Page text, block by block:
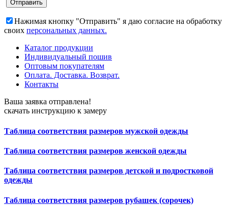
Нажимая кнопку "Отправить" я даю согласие на обработку
своих персональных данных.
Каталог продукции
Индивидуальный пошив
Оптовым покупателям
Оплата. Доставка. Возврат.
Контакты
Ваша заявка отправлена!
скачать инструкцию к замеру
Таблица соответствия размеров мужской одежды
Таблица соответствия размеров женской одежды
Таблица соответствия размеров детской и подростковой
одежды
Таблица соответствия размеров рубашек (сорочек)